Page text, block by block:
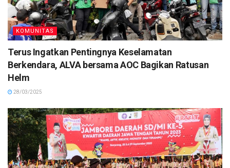
KOMUNITAS
Terus Ingatkan Pentingnya Keselamatan
Berkendara, ALVA bersama AOC Bagikan Ratusan
Helm
28/03/2025